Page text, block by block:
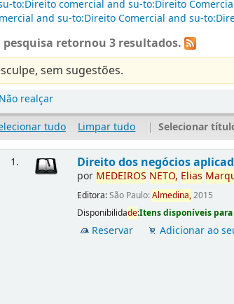
to:Direito comercial and su-to:Direito
and su-to:Direito Comercial and su-
pesquisa retornou 3 resultados.
sem sugestões.
Não realçar
tudo
Limpar tudo | Selecionar
1. Direito dos negócios
por MEDEIROS NETO, Elias
Editora:São Paulo:Almedina,2015
Disponibilidade:Itens disponíveis
Reservar Adicionar ao